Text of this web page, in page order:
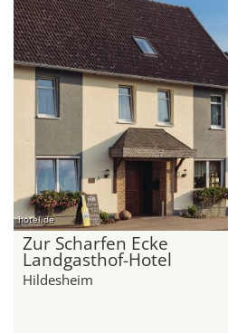
hotel.de
Zur Scharfen Ecke
Landgasthof-Hotel
Hildesheim